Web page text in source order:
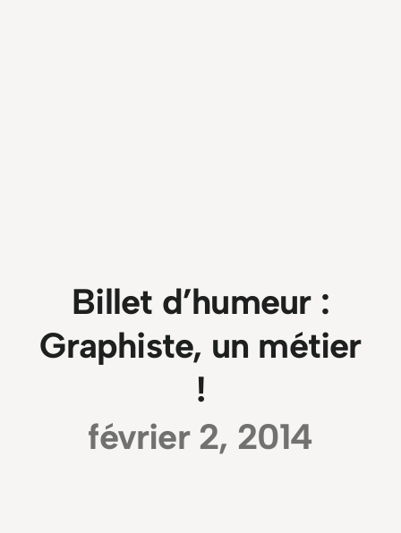
Billet d’humeur :
Graphiste, un métier
!
février 2, 2014